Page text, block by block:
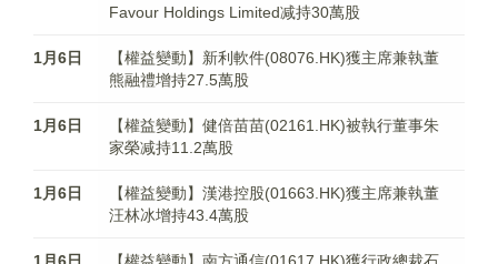
Favour Holdings Limited减持30萬股
1月6日
【權益變動】新利軟件(08076.HK)獲主席兼執董
熊融禮增持27.5萬股
1月6日
【權益變動】健倍苗苗(02161.HK)被執行董事朱
家榮减持11.2萬股
1月6日
【權益變動】漢港控股(01663.HK)獲主席兼執董
汪林冰增持43.4萬股